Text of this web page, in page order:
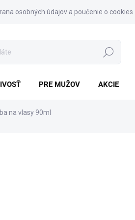
osobných údajov a poučenie o cookies
Hľadať
PRE MUŽOV AKCIE
na vlasy 90ml